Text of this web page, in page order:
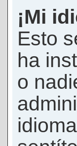
¡Mi
Esto
ha
o